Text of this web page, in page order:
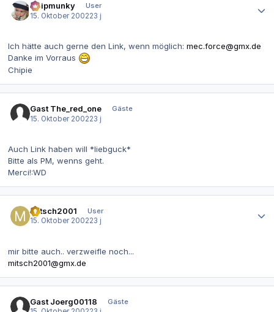
Chipmunky
User
15. Oktober 200223 j
Ich hätte auch gerne den Link, wenn möglich: mec.force@gmx.de
Danke im Vorraus
Chipie
Gast The_red_one
Gäste
15. Oktober 200223 j
Auch Link haben will *liebguck*
Bitte als PM, wenns geht.
Merci!:WD
mitsch2001
User
15. Oktober 200223 j
mir bitte auch.. verzweifle noch...
mitsch2001@gmx.de
Gast Joerg00118
Gäste